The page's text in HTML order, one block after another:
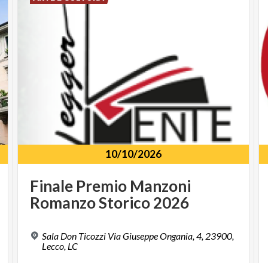
10/10/2026
Finale Premio Manzoni
RomanzoStorico2026
Sala Don Ticozzi Via Giuseppe Ongania, 4, 23900,
Lecco, LC